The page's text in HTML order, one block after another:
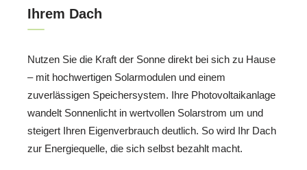
Ihrem Dach
Nutzen Sie die Kraft der Sonne direkt bei sich zu Hause
– mit hochwertigen Solarmodulen und einem
zuverlässigen Speichersystem. Ihre Photovoltaikanlage
wandelt Sonnenlicht in wertvollen Solarstrom um und
steigert Ihren Eigenverbrauch deutlich. So wird Ihr Dach
zur Energiequelle, die sich selbst bezahlt macht.